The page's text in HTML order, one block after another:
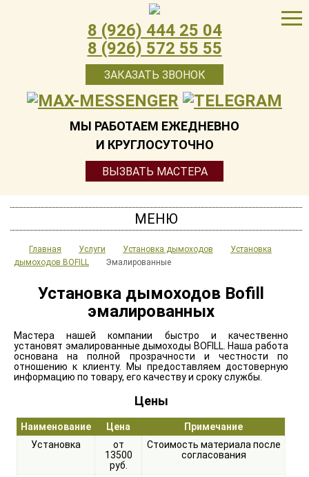
8 (926) 444 25 04
8 (926) 572 55 55
ЗАКАЗАТЬ ЗВОНОК
МЫ РАБОТАЕМ ЕЖЕДНЕВНО
И КРУГЛОСУТОЧНО
ВЫЗВАТЬ МАСТЕРА
МЕНЮ
Главная Услуги Установка дымоходов
Установка
дымоходов BOFILL
Эмалированные
Установка дымоходов Bofill
эмалированных
Мастера нашей компании быстро и качественно
установят эмалированные дымоходы BOFILL. Наша работа
основана на полной прозрачности и честности по
отношению к клиенту. Мы предоставляем достоверную
информацию по товару, его качеству и сроку службы.
Цены
Наименование Цена
Примечание
Установка
от
13500
руб.
Стоимость материала после
согласования